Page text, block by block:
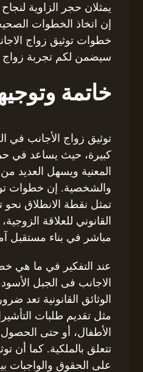
يمثلان حجر الزاوية
إن اتخاذ الخطوات
خطوات توثيق زواج
سيضمن لكم تجربة زواج
خاتمة
توثيق زواج الأجانب في
كبيرة، حيث يساعد في
المعنية ويسهل العديد
والشخصية. إن خطوات
تمثل نقطة الانطلاق نحو
القانوني للعلاقة
مباشر في بناء مستقبل
عند التفكير في ما هي
الاجانب فى الجبل
الوثائق القانونية تعد
مثل تقديم طلبات
الأطفال، أو حتى الحصول
تتعلق بالملكية. كما أن
على الحقوق والواجبات